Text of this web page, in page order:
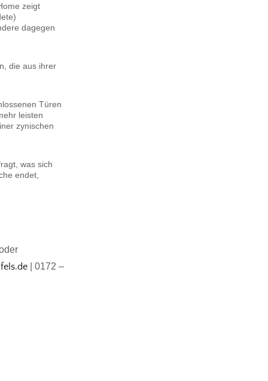
zeigt
dagegen
die aus ihrer
Türen
leisten
zynischen
was sich
endet,
| 0172 –